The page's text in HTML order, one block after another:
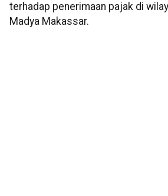
terhadap penerimaan pajak di
Madya Makassar.